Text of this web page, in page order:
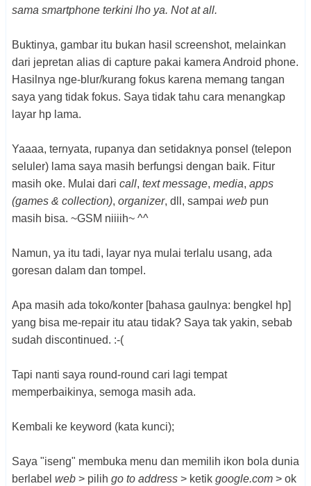
sama smartphone terkini lho ya. Not at all.
Buktinya, gambar itu bukan hasil screenshot, melainkan
dari jepretan alias di capture pakai kamera Android phone.
Hasilnya nge-blur/kurang fokus karena memang tangan
saya yang tidak fokus. Saya tidak tahu cara menangkap
layar hp lama.
Yaaaa, ternyata, rupanya dan setidaknya ponsel (telepon
seluler) lama saya masih berfungsi dengan baik. Fitur
masih oke. Mulai dari call, text message, media, apps
(games & collection), organizer, dll, sampai web pun
masih bisa. ~GSM niiiih~ ^^
Namun, ya itu tadi, layar nya mulai terlalu usang, ada
goresan dalam dan tompel.
Apa masih ada toko/konter [bahasa gaulnya: bengkel hp]
yang bisa me-repair itu atau tidak? Saya tak yakin, sebab
sudah discontinued. :-(
Tapi nanti saya round-round cari lagi tempat
memperbaikinya, semoga masih ada.
Kembali ke keyword (kata kunci);
Saya "iseng" membuka menu dan memilih ikon bola dunia
berlabel web > pilih go to address > ketik google.com > ok